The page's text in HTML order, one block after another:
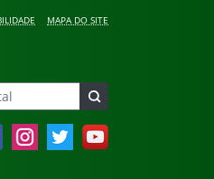
MAPA DO SITE
InstagramTwitter YouTube